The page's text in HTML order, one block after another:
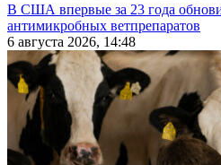
В США впервые за 23 года
антимикробных ветпрепаратов
6 августа 2026, 14:48